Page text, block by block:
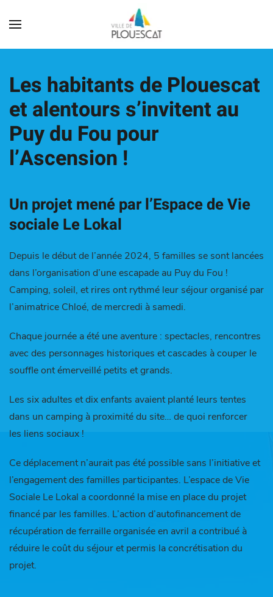
Les habitants de Plouescat
et alentours s’invitent au
Puy du Fou pour
l’Ascension !
Un projet mené par l’Espace de Vie
sociale Le Lokal
Depuis le début de l’année 2024, 5 familles se sont lancées
dans l’organisation d’une escapade au Puy du Fou !
Camping, soleil, et rires ont rythmé leur séjour organisé par
l’animatrice Chloé, de mercredi à samedi.
Chaque journée a été une aventure : spectacles, rencontres
avec des personnages historiques et cascades à couper le
souffle ont émerveillé petits et grands.
Les six adultes et dix enfants avaient planté leurs tentes
dans un camping à proximité du site… de quoi renforcer
les liens sociaux !
Ce déplacement n’aurait pas été possible sans l’initiative et
l’engagement des familles participantes. L’espace de Vie
Sociale Le Lokal a coordonné la mise en place du projet
financé par les familles. L’action d’autofinancement de
récupération de ferraille organisée en avril a contribué à
réduire le coût du séjour et permis la concrétisation du
projet.